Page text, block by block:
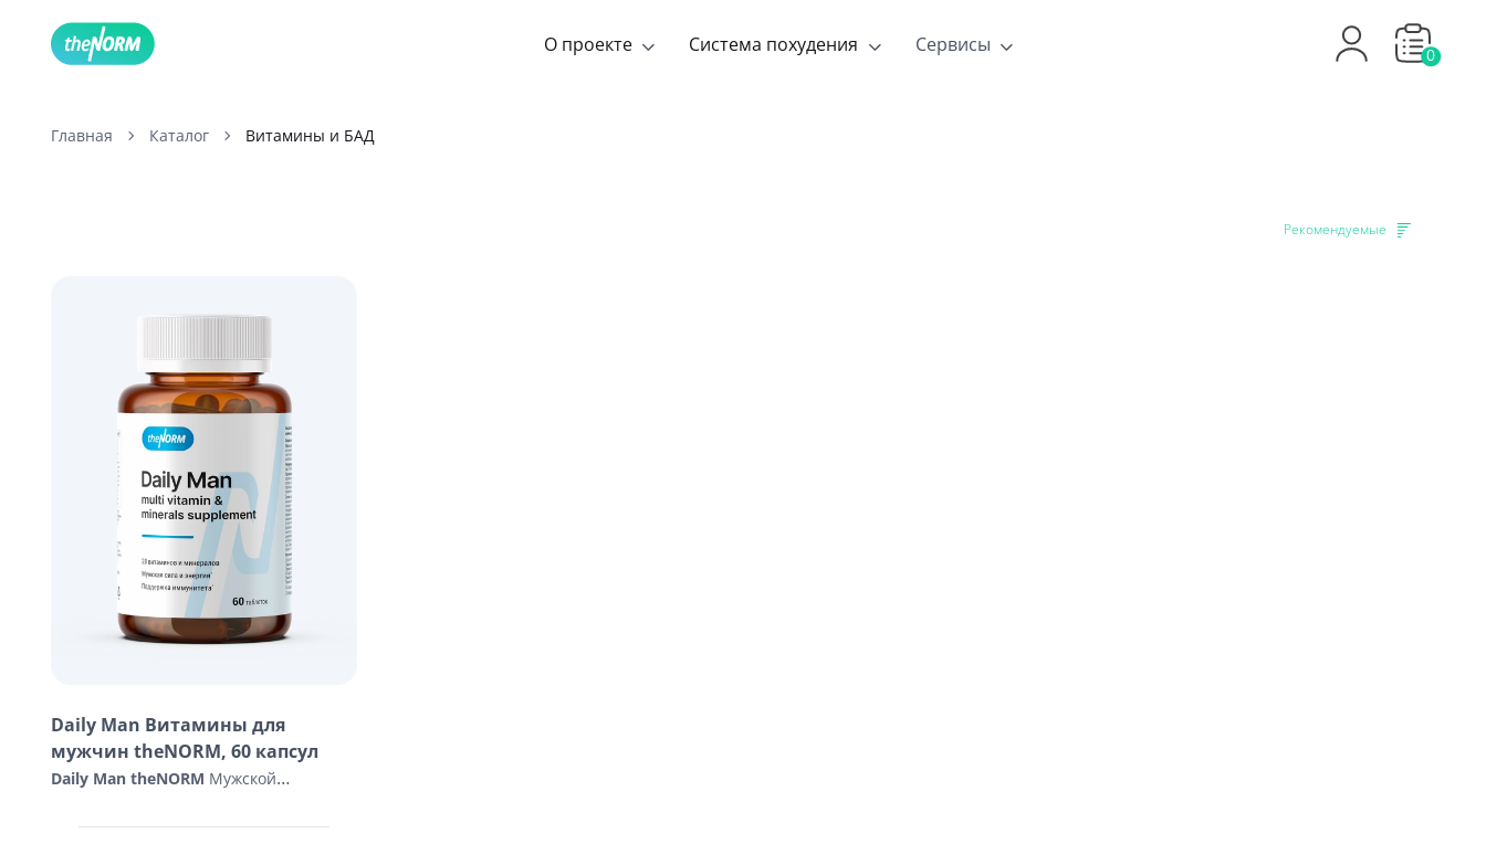
О проекте Система похудения Сервисы 0
Главная Каталог Витамины и БАД
Рекомендуемые
Daily Man Витамины для
мужчин theNORM, 60 капсул
Daily Man theNORM Мужской
витаминов и минералов для мужского